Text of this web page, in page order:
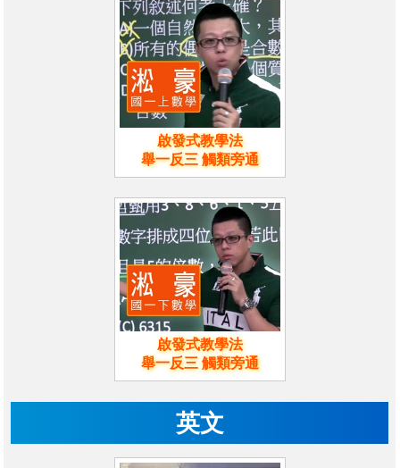
啟發式教學法
舉一反三 觸類旁通
啟發式教學法
舉一反三 觸類旁通
英文